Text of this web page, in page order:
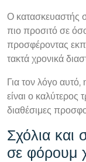
Ο κατασκευαστής
πιο προσιτό σε
προσφέροντας
τακτά χρονικά
Για τον λόγο
είναι ο καλύτερος
διαθέσιμες
Σχόλια και
σε φόρουμ